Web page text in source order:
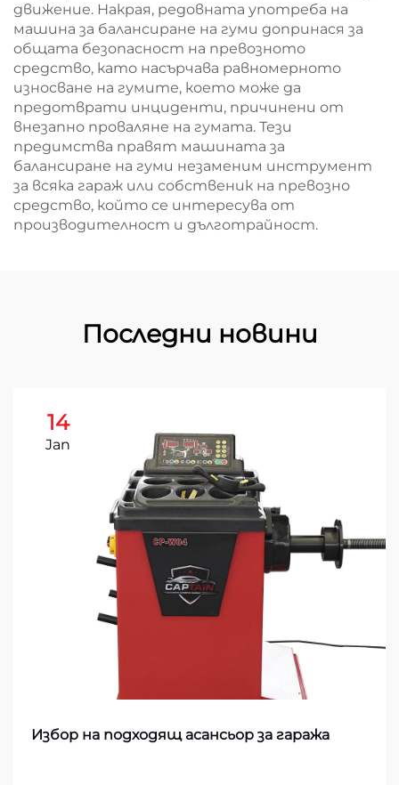
движение. Накрая, редовната употреба на
машина за балансиране на гуми допринася за
общата безопасност на превозното
средство, като насърчава равномерното
износване на гумите, което може да
предотврати инциденти, причинени от
внезапно проваляне на гумата. Тези
предимства правят машината за
балансиране на гуми незаменим инструмент
за всяка гараж или собственик на превозно
средство, който се интересува от
производителност и дълготрайност.
Последни новини
14
Jan
Избор на подходящ асансьор за гаража